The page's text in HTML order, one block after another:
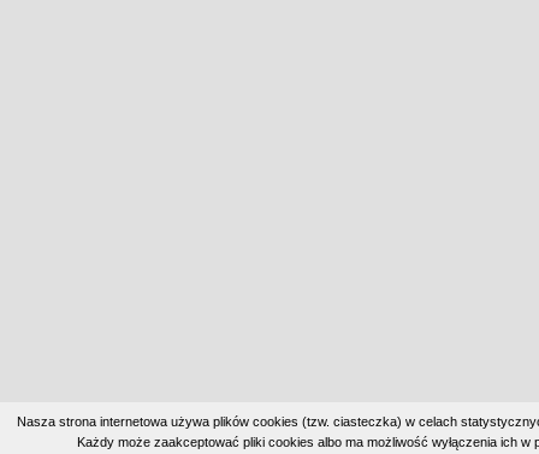
Nasza strona internetowa używa plików cookies (tzw. ciasteczka) w celach
Każdy może zaakceptować pliki cookies albo ma możliwość wyłączenia ich